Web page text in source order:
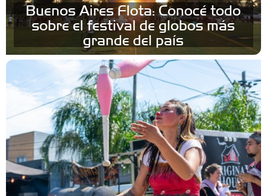
Buenos Aires Flota: Conocé todo
sobre el festival de globos más
grande del país